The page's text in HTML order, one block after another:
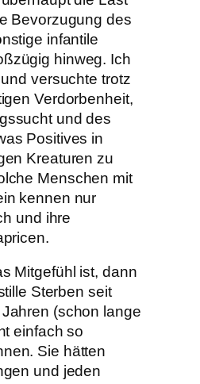
Bevorzugung des
infantile
hinweg. Ich
versuchte trotz
Verdorbenheit,
und des
Positives in
Kreaturen zu
Menschen mit
kennen nur
und ihre
Mitgefühl ist, dann
Sterben seit
(schon lange
einfach so
Sie hätten
und jeden